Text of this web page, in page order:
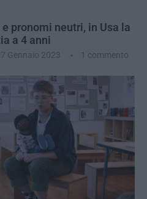
pronomi neutri, in Usa la
a 4 anni
Gennaio 2023 1 commento